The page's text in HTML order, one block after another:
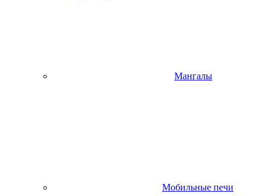
Мангалы
Мобильные печи